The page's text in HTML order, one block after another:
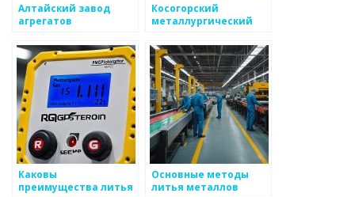
Алтайский завод
агрегатов
Косогорский
металлургический
Каковы
преимущества литья
Основные методы
литья металлов